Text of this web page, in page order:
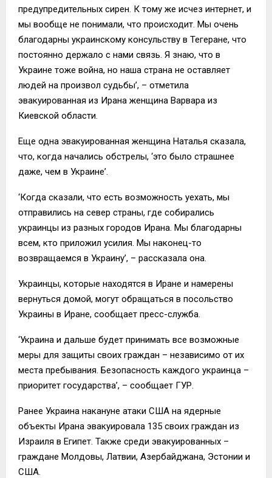
предупредительных сирен. К тому же исчез интернет, и
мы вообще не понимали, что происходит. Мы очень
благодарны украинскому консульству в Тегеране, что
постоянно держало с нами связь. Я знаю, что в
Украине тоже война, но наша страна не оставляет
людей на произвол судьбы’, – отметила
эвакуированная из Ирана женщина Варвара из
Киевской области.
Еще одна эвакуированная женщина Наталья сказала,
что, когда начались обстрелы, ‘это было страшнее
даже, чем в Украине’.
‘Когда сказали, что есть возможность уехать, мы
отправились на север страны, где собирались
украинцы из разных городов Ирана. Мы благодарны
всем, кто приложил усилия. Мы наконец-то
возвращаемся в Украину’, – рассказала она.
Украинцы, которые находятся в Иране и намерены
вернуться домой, могут обращаться в посольство
Украины в Иране, сообщает пресс-служба.
‘Украина и дальше будет принимать все возможные
меры для защиты своих граждан – независимо от их
места пребывания. Безопасность каждого украинца –
приоритет государства’, – сообщает ГУР.
Ранее Украина накануне атаки США на ядерные
объекты Ирана эвакуировала 135 своих граждан из
Израиля в Египет. Также среди эвакуированных –
граждане Молдовы, Латвии, Азербайджана, Эстонии и
США.